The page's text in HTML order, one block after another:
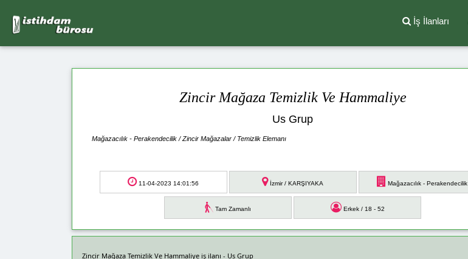
İş İlanları
Zincir Mağaza Temizlik Ve Hammaliye
Us Grup
Mağazacılık - Perakendecilik / Zincir Mağazalar / Temizlik Elemanı
11-04-2023 14:01:56 İzmir / KARŞIYAKA Mağazacılık - Perakendecilik
Tam Zamanlı Erkek / 18 - 52
Zincir Mağaza Temizlik Ve Hammaliye iş ilanı - Us Grup